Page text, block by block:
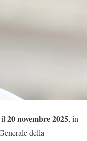
il20 novembre 2025, in
della